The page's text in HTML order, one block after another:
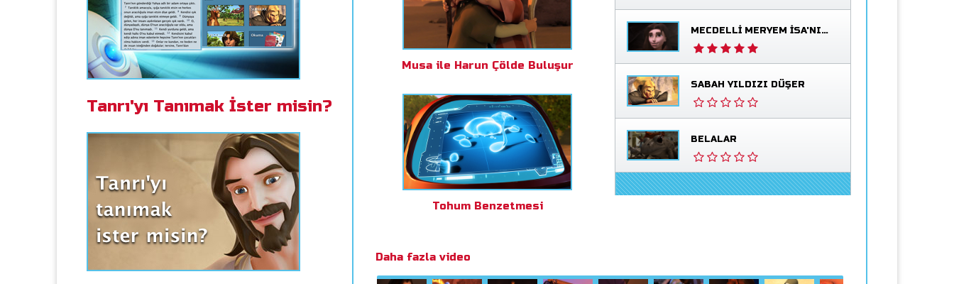
Tanrı'yı Tanımak İster misin?
Musa ile Harun Çölde Buluşur
Tohum Benzetmesi
MECDELLI MERYEM İSA'NIN HAYATTA OLDUĞUNU GÖRÜR
SABAH YILDIZI DÜŞER
BELALAR
Daha fazla video